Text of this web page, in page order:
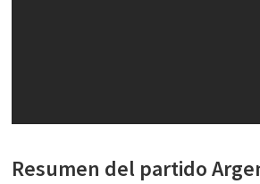
Resumen del partido